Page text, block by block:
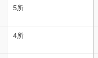
5所
4所